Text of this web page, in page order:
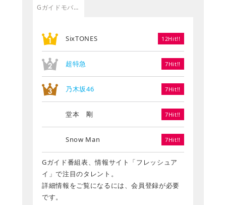
Gガイドモバイル
SixTONES 12Hit!!
超特急 7Hit!!
乃木坂46 7Hit!!
堂本 剛 7Hit!!
Snow Man 7Hit!!
Gガイド番組表、情報サイト「フレッシュア
イ」で注目のタレント。
詳細情報をご覧になるには、会員登録が必要
です。